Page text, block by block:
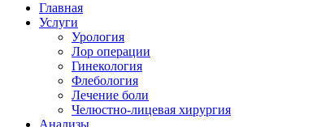
Главная
Услуги
Урология
Лор операции
Гинекология
Флебология
Лечение боли
Челюстно-лицевая хирургия